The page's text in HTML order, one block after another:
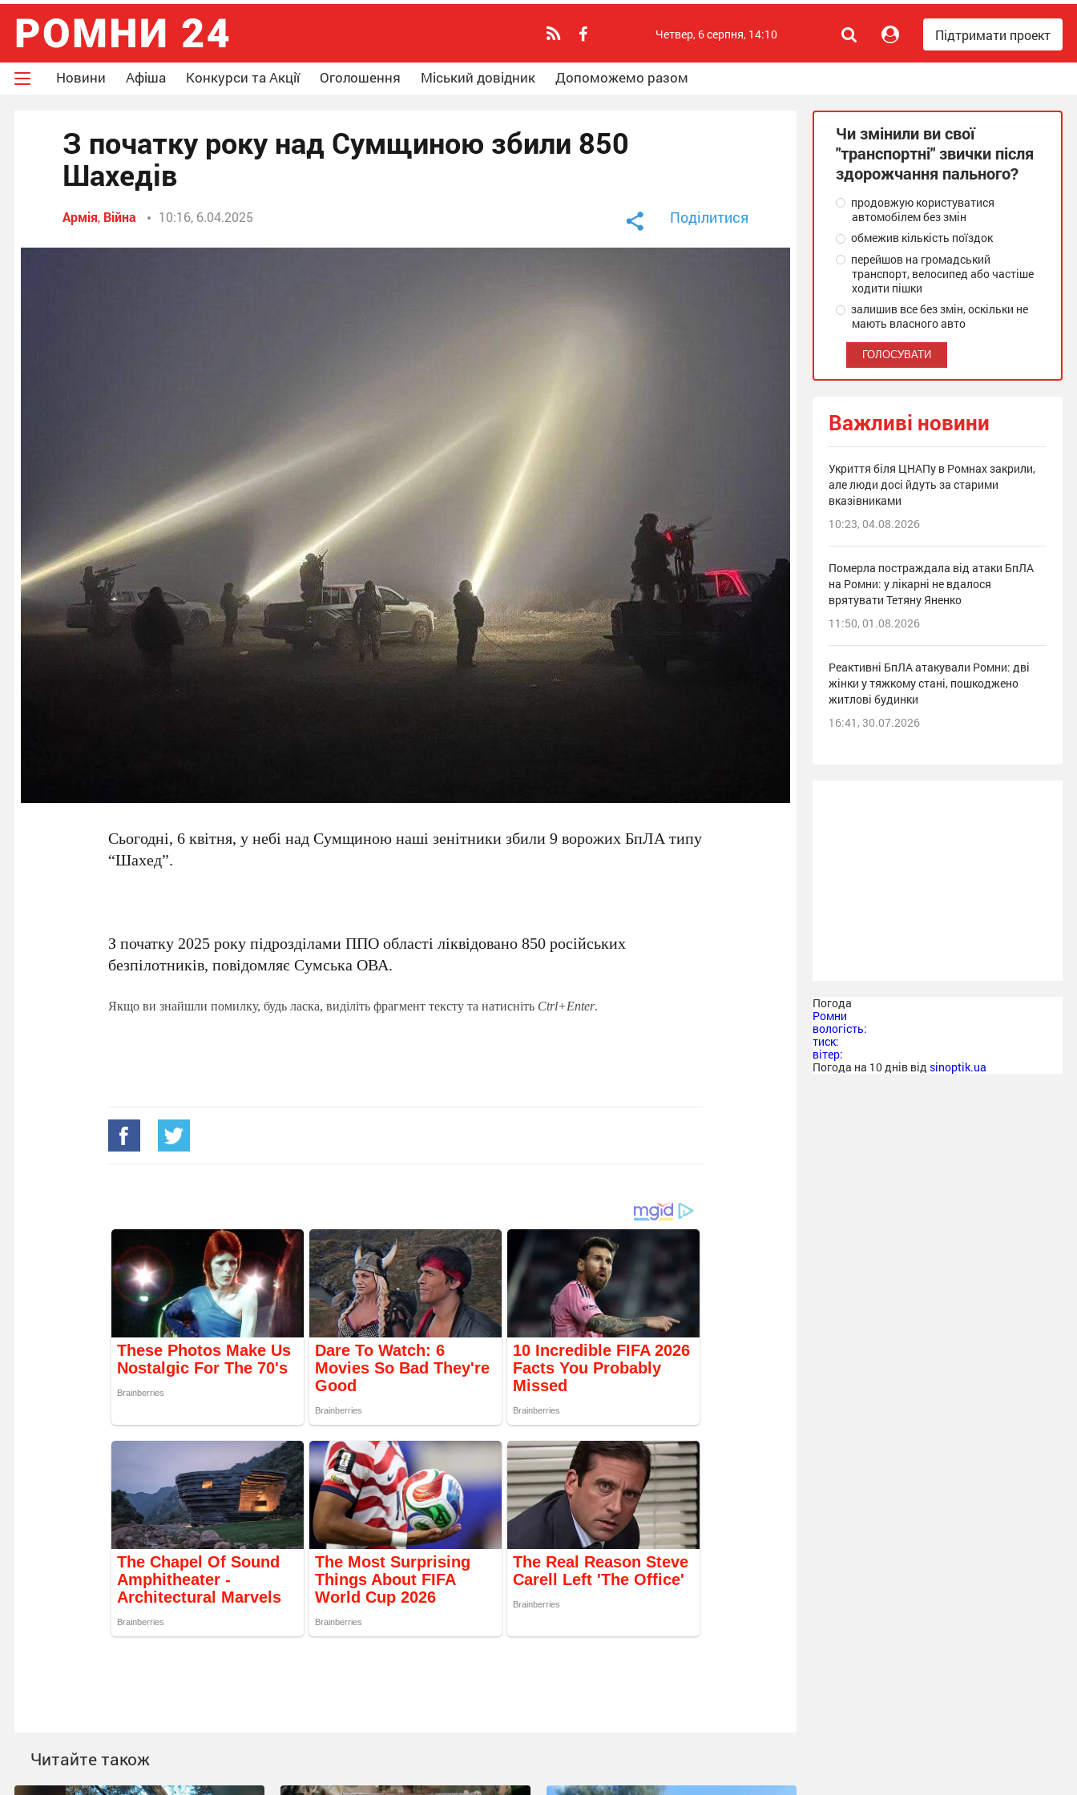
Підтримати проект
Четвер, 6 серпня, 14:10
Новини Афіша Конкурси та Акції Оголошення Міський довідник Допоможемо разом
З початку року над Сумщиною збили 850
Шахедів
Армія, Війна 10:16, 6.04.2025 Поділитися
Сьогодні, 6 квітня, у небі над Сумщиною наші зенітники збили 9 ворожих БпЛА типу
“Шахед”.
З початку 2025 року підрозділами ППО області ліквідовано 850 російських
безпілотників, повідомляє Сумська ОВА.
Якщо ви знайшли помилку, будь ласка, виділіть фрагмент тексту та натисніть Ctrl+Enter.
Читайте також
Чи змінили ви свої
"транспортні" звички після
здорожчання пального?
продовжую користуватися
автомобілем без змін
обмежив кількість поїздок
перейшов на громадський
транспорт, велосипед або частіше
ходити пішки
залишив все без змін, оскільки не
мають власного авто
Важливі новини
Укриття біля ЦНАПу в Ромнах закрили,
але люди досі йдуть за старими
вказівниками
10:23, 04.08.2026
Померла постраждала від атаки БпЛА
на Ромни: у лікарні не вдалося
врятувати Тетяну Яненко
11:50, 01.08.2026
Реактивні БпЛА атакували Ромни: дві
жінки у тяжкому стані, пошкоджено
житлові будинки
16:41, 30.07.2026
Погода
Ромни
вологість:
тиск:
вітер:
Погода на 10 днів від sinoptik.ua